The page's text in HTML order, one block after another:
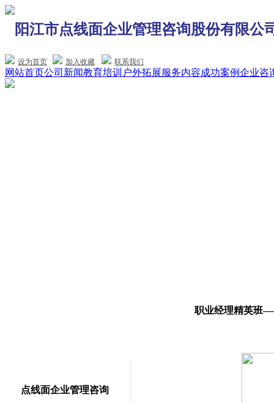
阳江市点线面企业管理咨询股份有限公
设为首页 加入收藏 联系我们
网站首页公司新闻教育培训 户外拓展服务内容成功案例企业咨
职业经理精英班
点线面企业管理咨询